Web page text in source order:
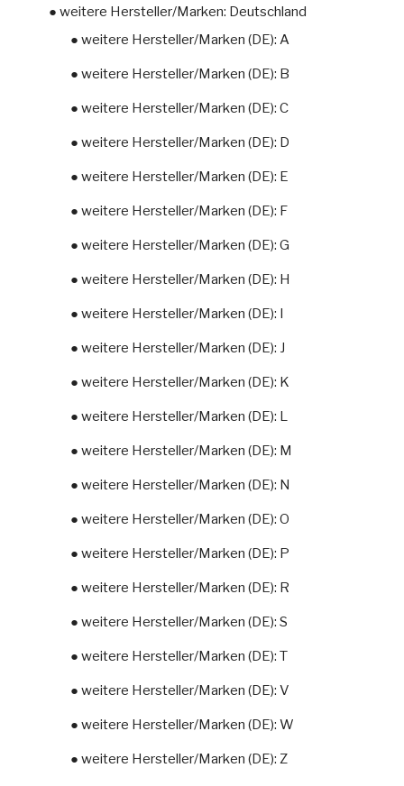
● weitere Hersteller/Marken: Deutschland
● weitere Hersteller/Marken (DE): A
● weitere Hersteller/Marken (DE): B
● weitere Hersteller/Marken (DE): C
● weitere Hersteller/Marken (DE): D
● weitere Hersteller/Marken (DE): E
● weitere Hersteller/Marken (DE): F
● weitere Hersteller/Marken (DE): G
● weitere Hersteller/Marken (DE): H
● weitere Hersteller/Marken (DE): I
● weitere Hersteller/Marken (DE): J
● weitere Hersteller/Marken (DE): K
● weitere Hersteller/Marken (DE): L
● weitere Hersteller/Marken (DE): M
● weitere Hersteller/Marken (DE): N
● weitere Hersteller/Marken (DE): O
● weitere Hersteller/Marken (DE): P
● weitere Hersteller/Marken (DE): R
● weitere Hersteller/Marken (DE): S
● weitere Hersteller/Marken (DE): T
● weitere Hersteller/Marken (DE): V
● weitere Hersteller/Marken (DE): W
● weitere Hersteller/Marken (DE): Z